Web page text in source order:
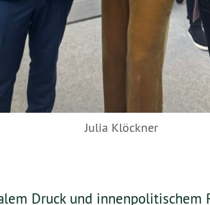
Julia Klöckner
Druck und innenpolitischem